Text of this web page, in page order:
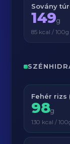
Sovány
149g
85 kcal /
Fehér rizs
98g
130 kcal /